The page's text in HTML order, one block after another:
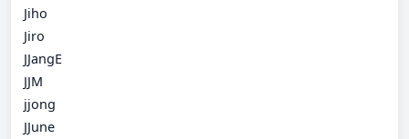
Jiho
Jiro
JJangE
JJM
jjong
JJune